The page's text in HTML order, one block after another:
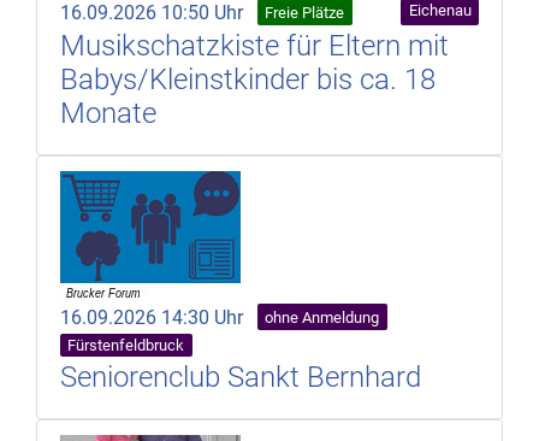
16.09.2026 10:50 Uhr Freie Plätze Eichenau
Musikschatzkiste für Eltern mit
Babys/Kleinstkinder bis ca. 18
Monate
16.09.2026 14:30 Uhr
ohne Anmeldung
Fürstenfeldbruck
Seniorenclub Sankt Bernhard